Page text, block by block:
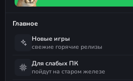
Главное
Новые игры
свежие горячие релизы
Для слабых ПК
пойдут на старом железе